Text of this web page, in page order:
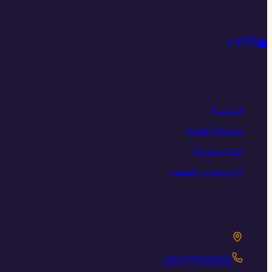
👻
الرئيسية
منتجاتنا الفاخرة
لماذا تختارنا؟
آراء وتجارب العملاء
+967770000000